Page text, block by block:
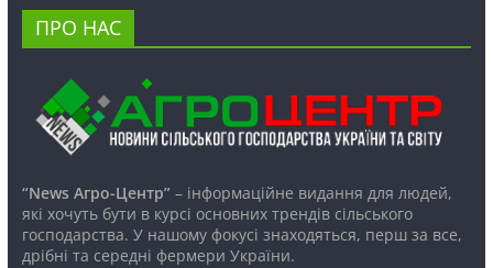
ПРО НАС
“News Агро-Центр”– інформаційне видання для людей,
які хочуть бути в курсі основних трендів сільського
господарства. У нашому фокусі знаходяться, перш за все,
дрібні та середні фермери України.